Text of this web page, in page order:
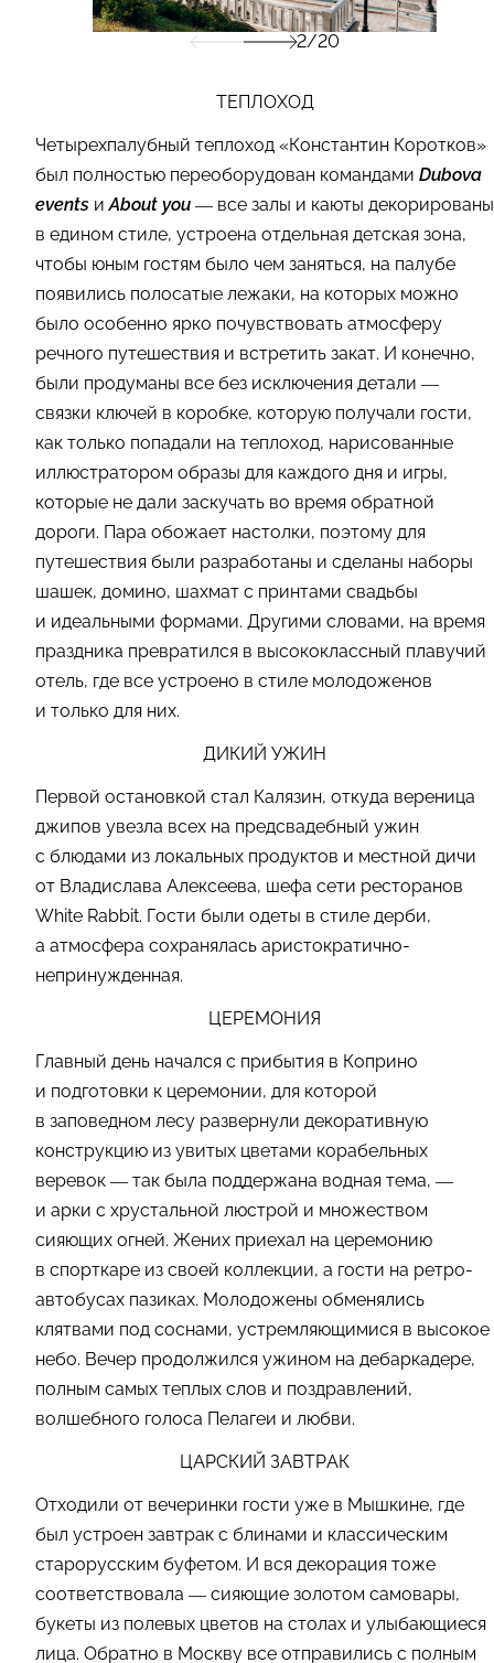
2/20
ТЕПЛОХОД
Четырехпалубный теплоход «Константин Коротков»
был полностью переоборудован командами Dubova
events и About you — все залы и каюты декорированы
в едином стиле, устроена отдельная детская зона,
чтобы юным гостям было чем заняться, на палубе
появились полосатые лежаки, на которых можно
было особенно ярко почувствовать атмосферу
речного путешествия и встретить закат. И конечно,
были продуманы все без исключения детали —
связки ключей в коробке, которую получали гости,
как только попадали на теплоход, нарисованные
иллюстратором образы для каждого дня и игры,
которые не дали заскучать во время обратной
дороги. Пара обожает настолки, поэтому для
путешествия были разработаны и сделаны наборы
шашек, домино, шахмат с принтами свадьбы
и идеальными формами. Другими словами, на время
праздника превратился в высококлассный плавучий
отель, где все устроено в стиле молодоженов
и только для них.
ДИКИЙ УЖИН
Первой остановкой стал Калязин, откуда вереница
джипов увезла всех на предсвадебный ужин
с блюдами из локальных продуктов и местной дичи
от Владислава Алексеева, шефа сети ресторанов
White Rabbit. Гости были одеты в стиле дерби,
а атмосфера сохранялась аристократично-
непринужденная.
ЦЕРЕМОНИЯ
Главный день начался с прибытия в Коприно
и подготовки к церемонии, для которой
в заповедном лесу развернули декоративную
конструкцию из увитых цветами корабельных
веревок — так была поддержана водная тема, —
и арки с хрустальной люстрой и множеством
сияющих огней. Жених приехал на церемонию
в спорткаре из своей коллекции, а гости на ретро-
автобусах пазиках. Молодожены обменялись
клятвами под соснами, устремляющимися в высокое
небо. Вечер продолжился ужином на дебаркадере,
полным самых теплых слов и поздравлений,
волшебного голоса Пелагеи и любви.
ЦАРСКИЙ ЗАВТРАК
Отходили от вечеринки гости уже в Мышкине, где
был устроен завтрак с блинами и классическим
старорусским буфетом. И вся декорация тоже
соответствовала — сияющие золотом самовары,
букеты из полевых цветов на столах и улыбающиеся
лица. Обратно в Москву все отправились с полным